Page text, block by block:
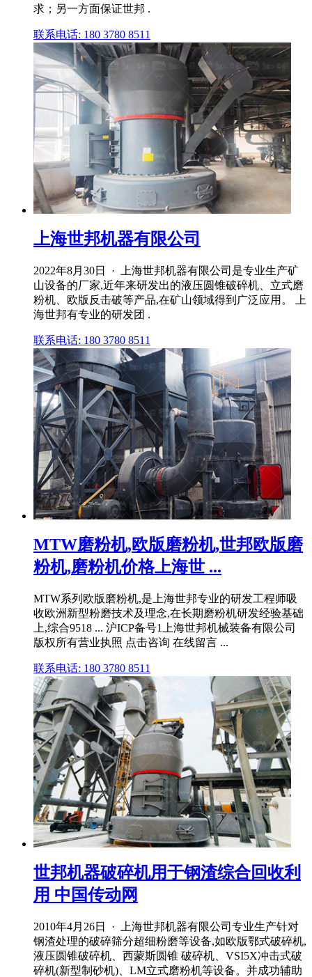
求；另一方面保证世邦 .
联系电话: 180 3780 8511
上海世邦机器有限公司
2022年8月30日 · 上海世邦机器有限公司是专业生产矿
山设备的厂家,近年来研发出的液压圆锥破碎机、立式磨
粉机、欧版反击破等产品,在矿山领域得到广泛应用。 上
海世邦有专业的研发团 .
联系电话: 180 3780 8511
MTW磨粉机,欧版磨粉机,世邦欧版磨
粉机,磨粉机价格上海世 ...
MTW系列欧版磨粉机,是上海世邦专业的研发工程师吸
收欧洲新型粉磨技术及理念,在长期磨粉机研发经验基础
上,综合9518 ... 沪ICP备号1上海世邦机械装备有限公司
版权所有营业执照 点击咨询 在线留言 ...
联系电话: 180 3780 8511
世邦机器破碎机用于钢渣综合回收利
用 中国传动网
2010年4月26日 · 上海世邦机器有限公司专业生产针对
钢渣处理的破碎筛分超细粉磨等设备,如欧版鄂式破碎机,
液压圆锥破碎机、西蒙斯圆锥 破碎机、VSI5X冲击式破
碎机(新型制砂机)、LM立式磨粉机等设备。并成功辅助